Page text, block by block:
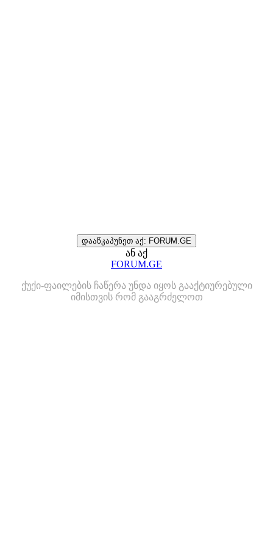
დააწკაპუნეთ აქ: FORUM.GE
ან აქ
FORUM.GE
ქუქი-ფაილების ჩაწერა უნდა იყოს გააქტიურებული
იმისთვის რომ გააგრძელოთ